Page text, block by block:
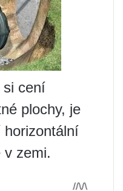
si cení
plochy, je
v zemi.